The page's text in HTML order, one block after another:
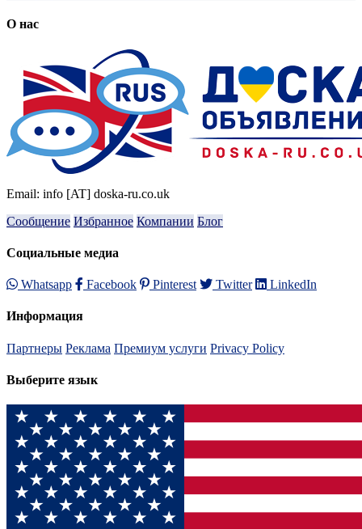
О нас
Email: info [AT] doska-ru.co.uk
Сообщение Избранное Компании Блог
Социальные медиа
Whatsapp Facebook Pinterest Twitter LinkedIn
Информация
Партнеры Реклама Премиум услуги Privacy Policy
Выберите язык